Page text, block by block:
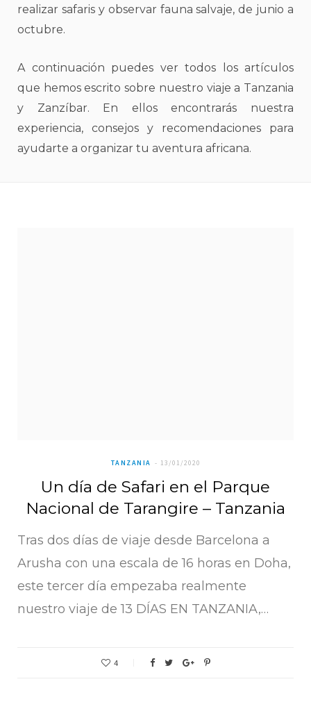
realizar safaris y observar fauna salvaje, de junio a
octubre.
A continuación puedes ver todos los artículos
que hemos escrito sobre nuestro viaje a Tanzania
y Zanzíbar. En ellos encontrarás nuestra
experiencia, consejos y recomendaciones para
ayudarte a organizar tu aventura africana.
TANZANIA 13/01/2020
Un día de Safari en el Parque
Nacional de Tarangire – Tanzania
Tras dos días de viaje desde Barcelona a
Arusha con una escala de 16 horas en Doha,
este tercer día empezaba realmente
nuestro viaje de 13 DÍAS EN TANZANIA,…
4